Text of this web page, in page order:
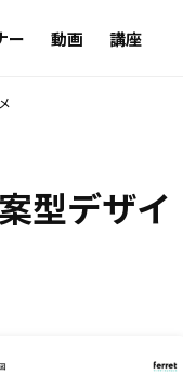
ー 動画 講座
型デザイ